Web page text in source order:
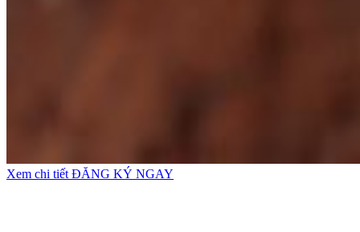
Xem chi tiết ĐĂNG KÝ NGAY